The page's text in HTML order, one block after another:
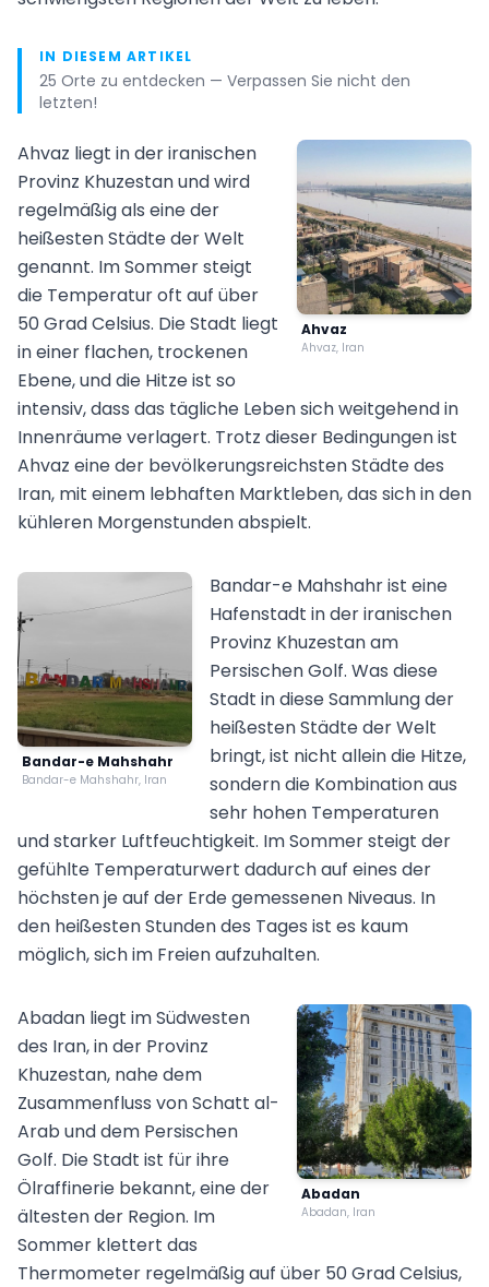
IN DIESEM ARTIKEL
25 Orte zu entdecken — Verpassen Sie nicht den
letzten!
Ahvaz
Ahvaz, Iran
Ahvaz liegt in der iranischen
Provinz Khuzestan und wird
regelmäßig als eine der
heißesten Städte der Welt
genannt. Im Sommer steigt
die Temperatur oft auf über
50 Grad Celsius. Die Stadt liegt
in einer flachen, trockenen
Ebene, und die Hitze ist so
intensiv, dass das tägliche Leben sich weitgehend in
Innenräume verlagert. Trotz dieser Bedingungen ist
Ahvaz eine der bevölkerungsreichsten Städte des
Iran, mit einem lebhaften Marktleben, das sich in den
kühleren Morgenstunden abspielt.
Bandar-e Mahshahr
Bandar-e Mahshahr, Iran
Bandar-e Mahshahr ist eine
Hafenstadt in der iranischen
Provinz Khuzestan am
Persischen Golf. Was diese
Stadt in diese Sammlung der
heißesten Städte der Welt
bringt, ist nicht allein die Hitze,
sondern die Kombination aus
sehr hohen Temperaturen
und starker Luftfeuchtigkeit. Im Sommer steigt der
gefühlte Temperaturwert dadurch auf eines der
höchsten je auf der Erde gemessenen Niveaus. In
den heißesten Stunden des Tages ist es kaum
möglich, sich im Freien aufzuhalten.
Abadan
Abadan, Iran
Abadan liegt im Südwesten
des Iran, in der Provinz
Khuzestan, nahe dem
Zusammenfluss von Schatt al-
Arab und dem Persischen
Golf. Die Stadt ist für ihre
Ölraffinerie bekannt, eine der
ältesten der Region. Im
Sommer klettert das
Thermometer regelmäßig auf über 50 Grad Celsius,